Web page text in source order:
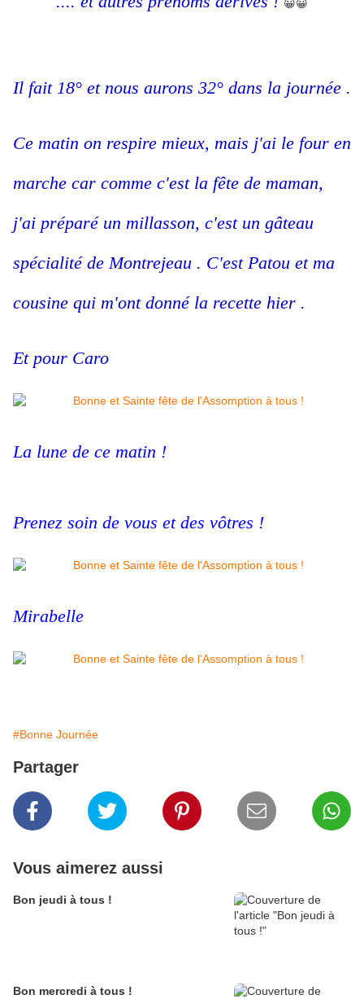
😀😀
Il fait 18° et nous aurons 32° dans la journée .
Ce matin on respire mieux, mais j'ai le four en
marche car comme c'est la fête de maman,
j'ai préparé un millasson, c'est un gâteau
spécialité de Montrejeau . C'est Patou et ma
cousine qui m'ont donné la recette hier .
Et pour Caro
La lune de ce matin !
Prenez soin de vous et des vôtres !
Mirabelle
#Bonne Journée
Partager
Vous aimerez aussi
Bon jeudi à tous !
Bon mercredi à tous !